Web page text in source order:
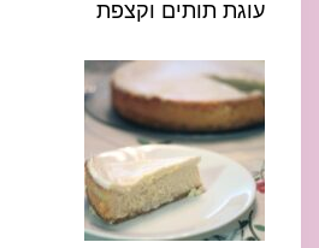
עוגת תותים וקצפת